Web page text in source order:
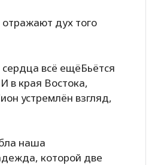
дух того
всё ещёБьётся
в края Востока,
устремлён взгляд,
наша
которой две